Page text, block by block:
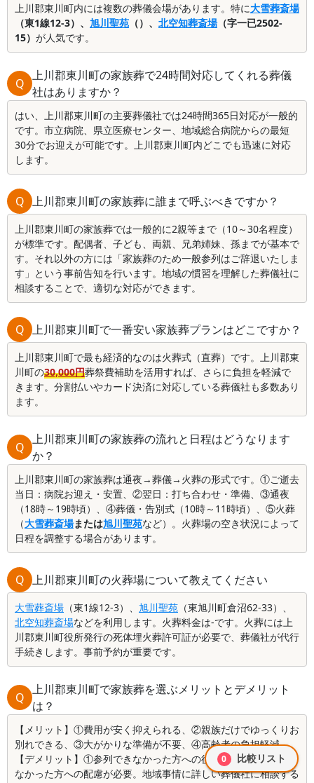
上川郡東川町内には複数の葬儀会場があります。特に大雪葬斎場
（東1線12-3）、 旭川聖苑 （）、 北空知葬斎場（字一已2502-
15） が人気です。
Q
上川郡東川町の家族葬で24時間対応してくれる葬儀
社はありますか？
はい、上川郡東川町の主要葬儀社では24時間365日対応が一般的
です。市立病院、県立医療センター、地域総合病院からの最短
30分でお迎えが可能です。上川郡東川町内どこでも迅速に対応
します。
Q 上川郡東川町の家族葬に誰まで呼ぶべきですか？
上川郡東川町の家族葬では一般的に2親等まで（10～30名程度）
が標準です。配偶者、子ども、両親、兄弟姉妹、孫までが基本で
す。それ以外の方には「家族葬のため一般参列はご辞退いたしま
す」という事前告知を行います。地域の慣習を理解した葬儀社に
相談することで、適切な対応ができます。
Q 上川郡東川町で一番安い家族葬プランはどこですか？
上川郡東川町で最も経済的なのは火葬式（直葬）です。上川郡東
川町の30,000円葬祭費補助を活用すれば、さらに負担を軽減で
きます。分割払いやカード決済に対応している葬儀社も多数あり
ます。
Q
上川郡東川町の家族葬の流れと日程はどうなります
か？
上川郡東川町の家族葬は通夜→葬儀→火葬の形式です。①ご逝去
当日：病院お迎え・安置、②翌日：打ち合わせ・準備、③通夜
（18時～19時頃）、④葬儀・告別式（10時～11時頃）、⑤火葬
（大雪葬斎場または旭川聖苑など）。火葬場の空き状況によって
日程を調整する場合があります。
Q 上川郡東川町の火葬場について教えてください
大雪葬斎場 （東1線12-3）、 旭川聖苑 （東旭川町倉沼62‐33）、
北空知葬斎場などを利用します。火葬料金は-です。火葬には上
川郡東川町役所発行の死体埋火葬許可証が必要で、葬儀社が代行
手続きします。事前予約が重要です。
Q
上川郡東川町で家族葬を選ぶメリットとデメリット
は？
【メリット】①費用が安く抑えられる、②親族だけでゆっくりお
別れできる、③大がかりな準備が不要、④高齢者の負担軽減
【デメリット】①参列できなかった方への後日対応、②参列でき
なかった方への配慮が必要。地域事情に詳しい葬儀社に相談する
0 比較リスト